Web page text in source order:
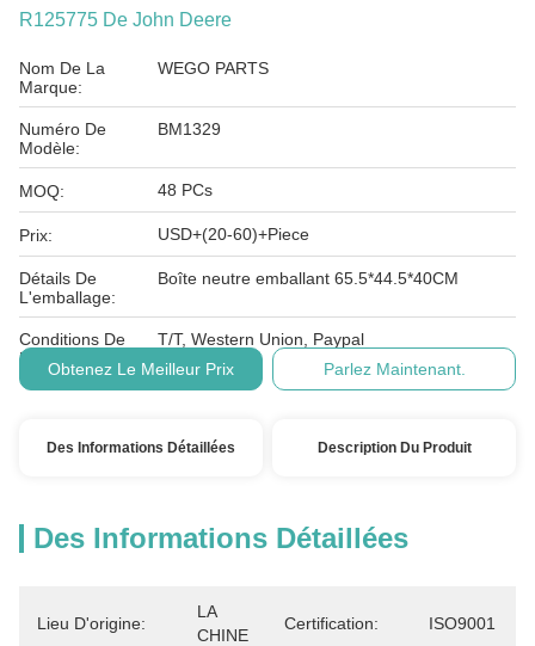
R125775 De John Deere
Nom De La
Marque:
WEGO PARTS
Numéro De
Modèle:
BM1329
MOQ: 48 PCs
Prix: USD+(20-60)+Piece
Détails De
L'emballage:
Boîte neutre emballant 65.5*44.5*40CM
Conditions De
Paiement:
T/T, Western Union, Paypal
Obtenez Le Meilleur Prix
Parlez Maintenant.
Des Informations Détaillées Description Du Produit
Des Informations Détaillées
Lieu D'origine:
LA
CHINE
Certification: ISO9001